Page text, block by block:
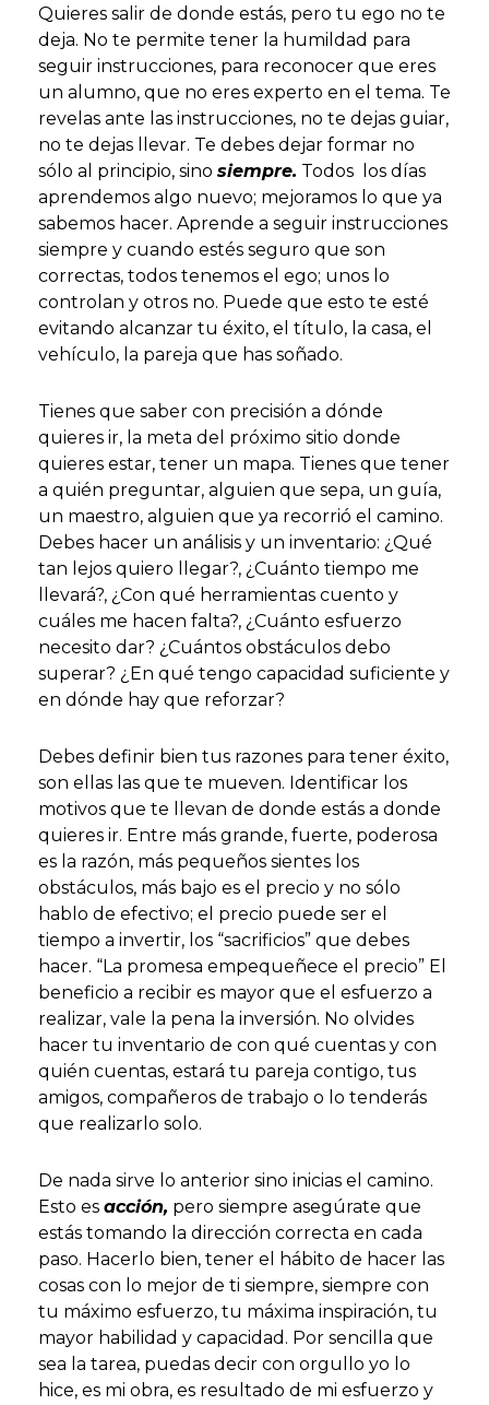
Quieres salir de donde estás, pero tu ego no te
deja. No te permite tener la humildad para
seguir instrucciones, para reconocer que eres
un alumno, que no eres experto en el tema. Te
revelas ante las instrucciones, no te dejas guiar,
no te dejas llevar. Te debes dejar formar no
sólo al principio, sino siempre. Todos los días
aprendemos algo nuevo; mejoramos lo que ya
sabemos hacer. Aprende a seguir instrucciones
siempre y cuando estés seguro que son
correctas, todos tenemos el ego; unos lo
controlan y otros no. Puede que esto te esté
evitando alcanzar tu éxito, el título, la casa, el
vehículo, la pareja que has soñado.
Tienes que saber con precisión a dónde
quieres ir, la meta del próximo sitio donde
quieres estar, tener un mapa. Tienes que tener
a quién preguntar, alguien que sepa, un guía,
un maestro, alguien que ya recorrió el camino.
Debes hacer un análisis y un inventario: ¿Qué
tan lejos quiero llegar?, ¿Cuánto tiempo me
llevará?, ¿Con qué herramientas cuento y
cuáles me hacen falta?, ¿Cuánto esfuerzo
necesito dar? ¿Cuántos obstáculos debo
superar? ¿En qué tengo capacidad suficiente y
en dónde hay que reforzar?
Debes definir bien tus razones para tener éxito,
son ellas las que te mueven. Identificar los
motivos que te llevan de donde estás a donde
quieres ir. Entre más grande, fuerte, poderosa
es la razón, más pequeños sientes los
obstáculos, más bajo es el precio y no sólo
hablo de efectivo; el precio puede ser el
tiempo a invertir, los “sacrificios” que debes
hacer. “La promesa empequeñece el precio” El
beneficio a recibir es mayor que el esfuerzo a
realizar, vale la pena la inversión. No olvides
hacer tu inventario de con qué cuentas y con
quién cuentas, estará tu pareja contigo, tus
amigos, compañeros de trabajo o lo tenderás
que realizarlo solo.
De nada sirve lo anterior sino inicias el camino.
Esto es acción, pero siempre asegúrate que
estás tomando la dirección correcta en cada
paso. Hacerlo bien, tener el hábito de hacer las
cosas con lo mejor de ti siempre, siempre con
tu máximo esfuerzo, tu máxima inspiración, tu
mayor habilidad y capacidad. Por sencilla que
sea la tarea, puedas decir con orgullo yo lo
hice, es mi obra, es resultado de mi esfuerzo y